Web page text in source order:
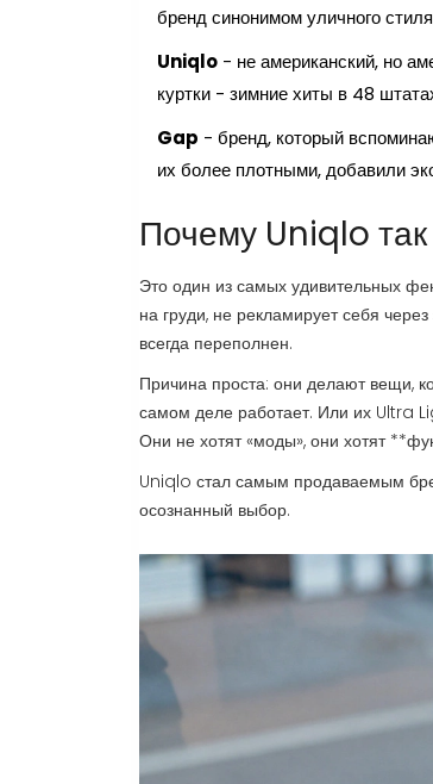
бренд синонимом уличного
Uniqlo - не американский, но
куртки - зимние хиты в 48
Gap - бренд, который
их более плотными, добавили
Почему Uniqlo так
Это один из самых удивительных
на груди, не рекламирует себя
всегда переполнен.
Причина проста: они делают вещи,
самом деле работает. Или их Ultra
Они не хотят «моды», они хотят
Uniqlo стал самым продаваемым
осознанный выбор.